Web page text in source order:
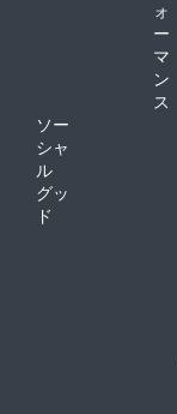
ォ
ー
マ
ン
ス
ソー
シャ
ル
グッ
ド